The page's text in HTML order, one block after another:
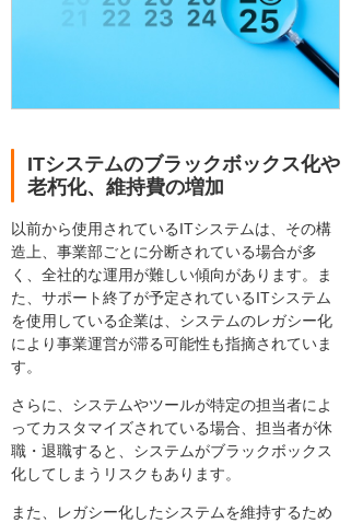
ITシステムのブラックボックス化や
老朽化、維持費の増加
以前から使用されているITシステムは、その構
造上、事業部ごとに分断されている場合が多
く、全社的な運用が難しい傾向があります。ま
た、サポート終了が予定されているITシステム
を使用している企業は、システムのレガシー化
により事業運営が滞る可能性も指摘されていま
す。
さらに、システムやツールが特定の担当者によ
ってカスタマイズされている場合、担当者が休
職・退職すると、システムがブラックボックス
化してしまうリスクもあります。
また、レガシー化したシステムを維持するため